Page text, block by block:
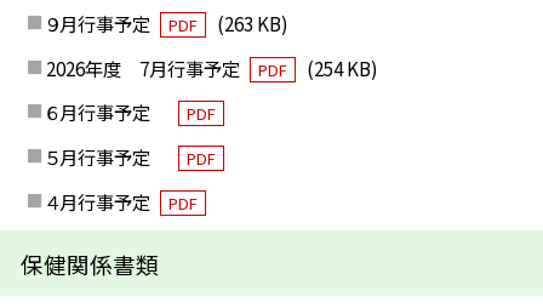
９月行事予定 PDF
(263 KB)
2026年度 7月行事予定
PDF
(254 KB)
６月行事予定
PDF
５月行事予定 PDF
４月行事予定 PDF
保健関係書類